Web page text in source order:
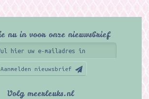
nu in voor onze nieuwsbrief
Aanmelden nieuwsbrief
Volg meerleuks.nl